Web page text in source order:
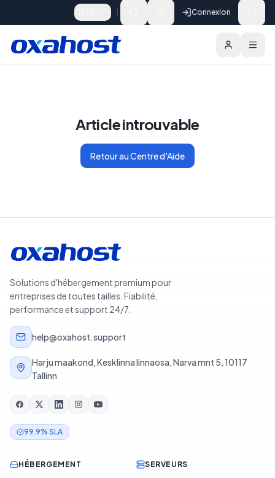
Connexion
Article introuvable
Retour au Centre d'Aide
Solutions d'hébergement premium pour
entreprises de toutes tailles. Fiabilité,
performance et support 24/7.
help@oxahost.support
Harju maakond, Kesklinna linnaosa, Narva mnt 5, 10117
Tallinn
99.9% SLA
HÉBERGEMENT SERVEURS